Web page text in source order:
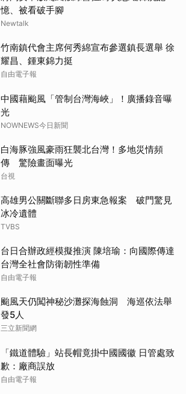
憶、被看破手腳
Newtalk
竹南鎮代會主席何秀綿宣布參選鎮長選舉 徐
耀昌、鍾東錦力挺
自由電子報
中國藉颱風「管制台灣海峽」！廣播錄音曝
光
NOWNEWS今日新聞
白海豚強風豪雨狂襲北台灣！多地災情頻
傳 驚險畫面曝光
台視
高雄男公關斷聯多日房東急報案 破門驚見
冰冷遺體
TVBS
台日合辦政經模擬推演 陳培瑜：向國際傳達
台灣全社會防衛韌性準備
自由電子報
颱風天仍闖神秘沙灘探海蝕洞 海巡依法舉
發5人
三立新聞網
「鐵道體驗」站長帽竟掛中國國徽 日管處致
歉：廠商誤放
自由電子報